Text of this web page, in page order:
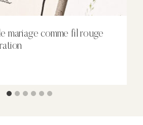
mariage comme fil rouge